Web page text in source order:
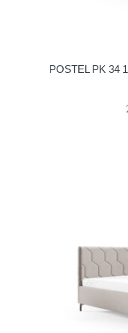
POSTEL PK 34